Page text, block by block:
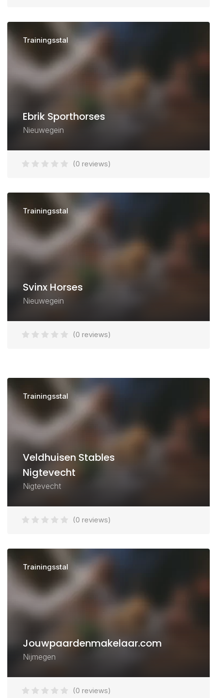
Trainingsstal
Ebrik Sporthorses
Nieuwegein
(0 reviews)
Trainingsstal
Svinx Horses
Nieuwegein
(0 reviews)
Trainingsstal
Veldhuisen Stables
Nigtevecht
Nigtevecht
(0 reviews)
Trainingsstal
Jouwpaardenmakelaar.com
Nijmegen
(0 reviews)